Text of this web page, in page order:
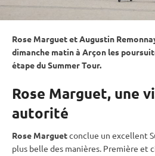
Rose Marguet et Augustin
dimanche matin à Arçon les
étape du Summer Tour.
Rose Marguet, une
autorité
Rose Marguetconclue un excellent
plus belle des manières. Première et